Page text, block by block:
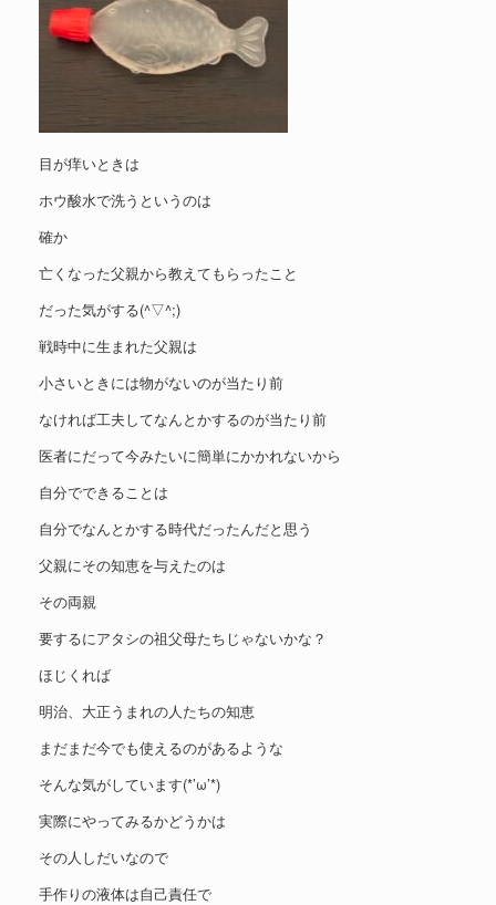
目が痒いときは
ホウ酸水で洗うというのは
確か
亡くなった父親から教えてもらったこと
だった気がする(^▽^;)
戦時中に生まれた父親は
小さいときには物がないのが当たり前
なければ工夫してなんとかするのが当たり前
医者にだって今みたいに簡単にかかれないから
自分でできることは
自分でなんとかする時代だったんだと思う
父親にその知恵を与えたのは
その両親
要するにアタシの祖父母たちじゃないかな？
ほじくれば
明治、大正うまれの人たちの知恵
まだまだ今でも使えるのがあるような
そんな気がしています(*’ω’*)
実際にやってみるかどうかは
その人しだいなので
手作りの液体は自己責任で